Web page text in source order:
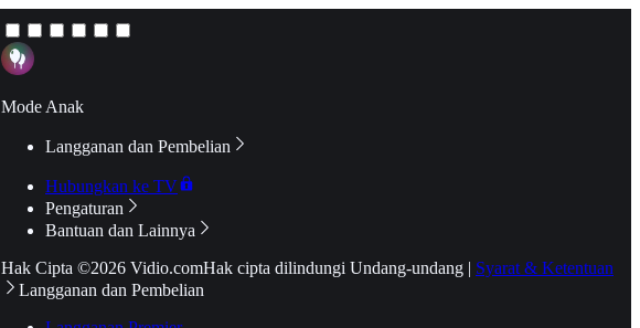
Mode Anak
Langganan dan Pembelian
Hubungkan ke TV
Pengaturan
Bantuan dan Lainnya
Hak Cipta ©2026 Vidio.comHak cipta dilindungi Undang-undang | Syarat & Ketentuan
Langganan dan Pembelian